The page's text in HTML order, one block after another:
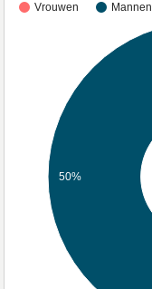
Vrouwen Mannen
50%